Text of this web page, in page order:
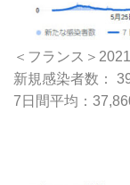
＜フランス＞
新規感染者数：
7日間平均：